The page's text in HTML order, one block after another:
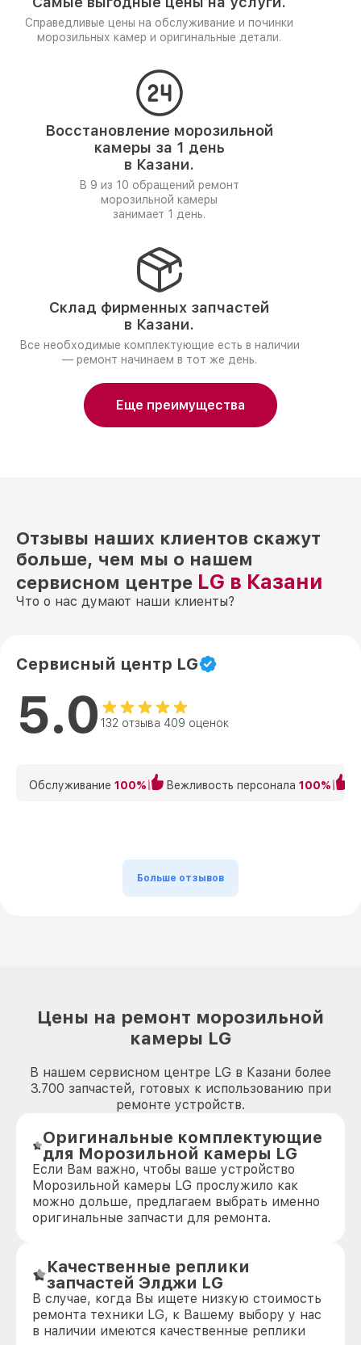
Справедливые цены на обслуживание и починки
морозильных камер и оригинальные детали.
Восстановление морозильной
камеры за 1 день
в Казани.
В 9 из 10 обращений ремонт
морозильной камеры
занимает 1 день.
Склад фирменных запчастей
в Казани.
Все необходимые комплектующие есть в наличии
— ремонт начинаем в тот же день.
Еще преимущества
Отзывы наших клиентов скажут
больше, чем мы о нашем
сервисном центре LG в Казани
Что о нас думают наши клиенты?
Сервисный центр LG
5.0 132 отзыва 409 оценок
Обслуживание 100% Вежливость персонала 100%
Больше отзывов
Цены на ремонт морозильной
камеры LG
В нашем сервисном центре LG в Казани более
3.700 запчастей, готовых к использованию при
ремонте устройств.
Оригинальные комплектующие
для Морозильной камеры LG
Если Вам важно, чтобы ваше устройство
Морозильной камеры LG прослужило как
можно дольше, предлагаем выбрать именно
оригинальные запчасти для ремонта.
Качественные реплики
запчастей Элджи LG
В случае, когда Вы ищете низкую стоимость
ремонта техники LG, к Вашему выбору у нас
в наличии имеются качественные реплики